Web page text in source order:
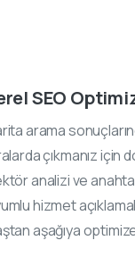
SEO
arama
çıkmanız için
analizi ve
hizmet
aşağıya